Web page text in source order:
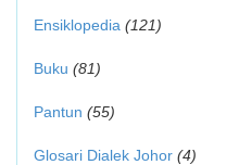
Ensiklopedia (121)
Buku (81)
Pantun (55)
Glosari Dialek Johor (4)